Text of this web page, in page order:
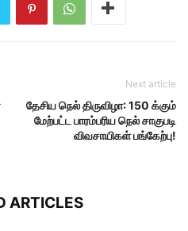
Next article
தேசிய நெல் திருவிழா: 150 க்கும்
மேற்பட்ட பாரம்பரிய நெல் சாகுபடி
விவசாயிகள் பங்கேற்பு!
ARTICLES